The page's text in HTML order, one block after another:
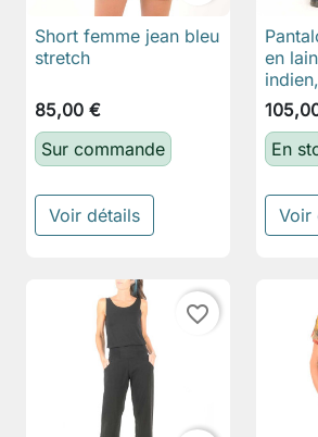
Short femme jean bleu
stretch
85,00 €
Sur commande
Voir détails
en
En
Voir
favorite_border